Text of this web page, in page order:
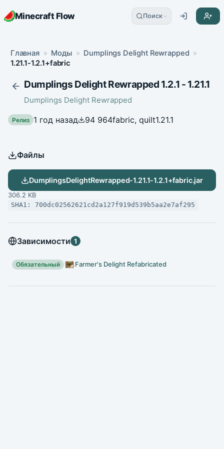
Minecraft Flow Поиск
Главная » Моды » Dumplings Delight Rewrapped »
1.21.1-1.2.1+fabric
Dumplings Delight Rewrapped 1.2.1 - 1.21.1
Dumplings Delight Rewrapped
Релиз 1 год назад 94 964fabric, quilt1.21.1
Файлы
DumplingsDelightRewrapped-1.21.1-1.2.1+fabric.jar
306.2 KB
SHA1: 700dc02562621cd2a127f919d539b5aa2e7af295
Зависимости 1
Обязательный Farmer's Delight Refabricated